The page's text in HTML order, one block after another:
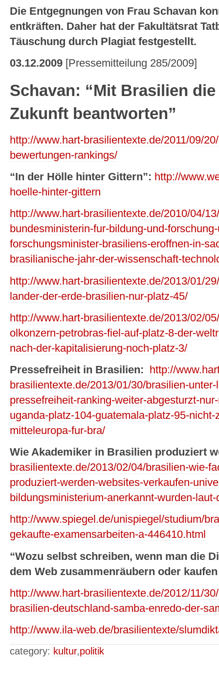
Die Entgegnungen von Frau Schavan
entkräften. Daher hat der Fakultätsrat
Täuschung durch Plagiat festgestellt.
03.12.2009 [Pressemitteilung 285/2009]
Schavan: “Mit Brasilien
Zukunft beantworten”
http://www.hart-brasilientexte.de/2011/09/
bewertungen-rankings/
“In der Hölle hinter Gittern”: http://
hoelle-hinter-gittern
http://www.hart-brasilientexte.de/2010/04/
bundesministerin-fur-bildung-und-
forschungsminister-brasiliens-eroffnen-in-
brasilianische-jahr-der-wissenschaft-
http://www.hart-brasilientexte.de/2013/01/
lander-der-erde-brasilien-nur-platz-45/
http://www.hart-brasilientexte.de/2013/02/
olkonzern-petrobras-fiel-auf-platz-8-der-
nach-der-kapitalisierung-noch-platz-3/
Pressefreiheit in Brasilien:
http://
brasilientexte.de/2013/01/30/brasilien-
pressefreiheit-ranking-weiter-abgesturzt-
uganda-platz-104-guatemala-platz-95-
mitteleuropa-fur-bra/
Wie Akademiker in Brasilien produziert
brasilientexte.de/2013/02/04/brasilien-wie-
produziert-werden-websites-verkaufen-
bildungsministerium-anerkannt-wurden-
http://www.spiegel.de/unispiegel/studium/
gekaufte-examensarbeiten-a-446410.html
“Wozu selbst schreiben, wenn man die
dem Web zusammenräubern oder
http://www.hart-brasilientexte.de/2012/11/
brasilien-deutschland-samba-enredo-der-
http://www.ila-web.de/brasilientexte/
category: kultur,politik